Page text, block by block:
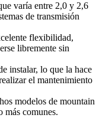
varía entre 2,0 y 2,6
de transmisión
flexibilidad,
libremente sin
instalar, lo que la hace
el mantenimiento
modelos de mountain
más comunes.